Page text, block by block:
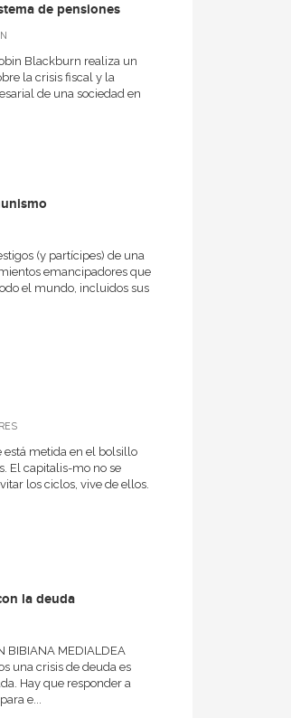
de pensiones
Blackburn realiza un
la crisis fiscal y la
de una sociedad en
(y partícipes) de una
emancipadores que
el mundo, incluidos sus
está metida en el bolsillo
El capitalis-mo no se
los ciclos, vive de ellos.
la deuda
BIBIANA MEDIALDEA
una crisis de deuda es
Hay que responder a
e...